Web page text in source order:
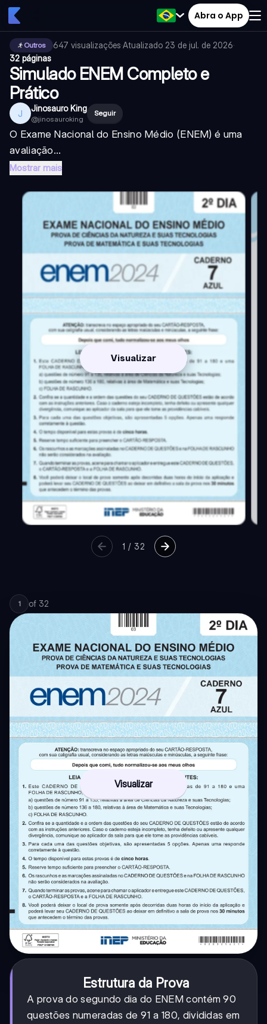
Abra o App
Outros 647 visualizações·Atualizado 23 de jul. de 2026·
32 páginas
Simulado ENEM Completo e
Prático
J Jinosauro King
@jinosauroking
Seguir
O Exame Nacional do Ensino Médio (ENEM) é uma
avaliação...
Mostrar mais
Visualizar
1 / 32
1 of 32
Visualizar
Estrutura da Prova
A prova do segundo dia do ENEM contém 90
questões numeradas de 91 a 180, divididas em